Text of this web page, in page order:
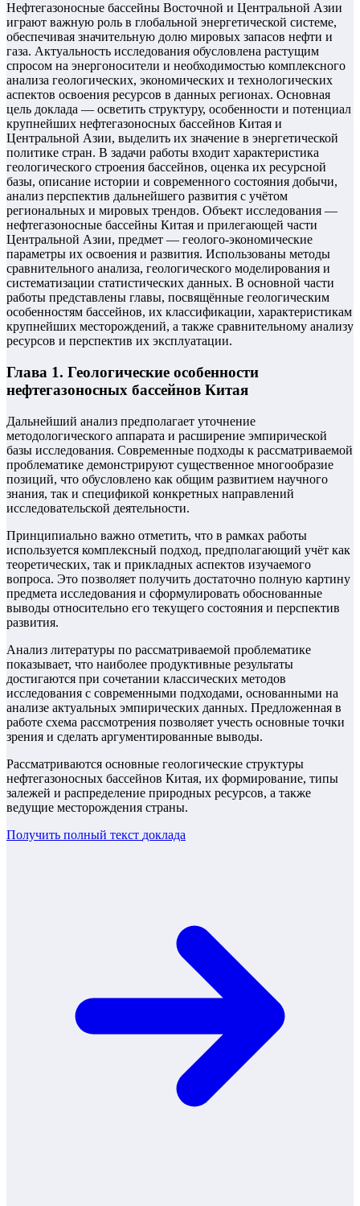
Нефтегазоносные бассейны Восточной и Центральной Азии
играют важную роль в глобальной энергетической системе,
обеспечивая значительную долю мировых запасов нефти и
газа. Актуальность исследования обусловлена растущим
спросом на энергоносители и необходимостью комплексного
анализа геологических, экономических и технологических
аспектов освоения ресурсов в данных регионах. Основная
цель доклада — осветить структуру, особенности и потенциал
крупнейших нефтегазоносных бассейнов Китая и
Центральной Азии, выделить их значение в энергетической
политике стран. В задачи работы входит характеристика
геологического строения бассейнов, оценка их ресурсной
базы, описание истории и современного состояния добычи,
анализ перспектив дальнейшего развития с учётом
региональных и мировых трендов. Объект исследования —
нефтегазоносные бассейны Китая и прилегающей части
Центральной Азии, предмет — геолого-экономические
параметры их освоения и развития. Использованы методы
сравнительного анализа, геологического моделирования и
систематизации статистических данных. В основной части
работы представлены главы, посвящённые геологическим
особенностям бассейнов, их классификации, характеристикам
крупнейших месторождений, а также сравнительному анализу
ресурсов и перспектив их эксплуатации.
Глава 1. Геологические особенности
нефтегазоносных бассейнов Китая
Дальнейший анализ предполагает уточнение
методологического аппарата и расширение эмпирической
базы исследования. Современные подходы к рассматриваемой
проблематике демонстрируют существенное многообразие
позиций, что обусловлено как общим развитием научного
знания, так и спецификой конкретных направлений
исследовательской деятельности.
Принципиально важно отметить, что в рамках работы
используется комплексный подход, предполагающий учёт как
теоретических, так и прикладных аспектов изучаемого
вопроса. Это позволяет получить достаточно полную картину
предмета исследования и сформулировать обоснованные
выводы относительно его текущего состояния и перспектив
развития.
Анализ литературы по рассматриваемой проблематике
показывает, что наиболее продуктивные результаты
достигаются при сочетании классических методов
исследования с современными подходами, основанными на
анализе актуальных эмпирических данных. Предложенная в
работе схема рассмотрения позволяет учесть основные точки
зрения и сделать аргументированные выводы.
Рассматриваются основные геологические структуры
нефтегазоносных бассейнов Китая, их формирование, типы
залежей и распределение природных ресурсов, а также
ведущие месторождения страны.
Получить полный текст доклада